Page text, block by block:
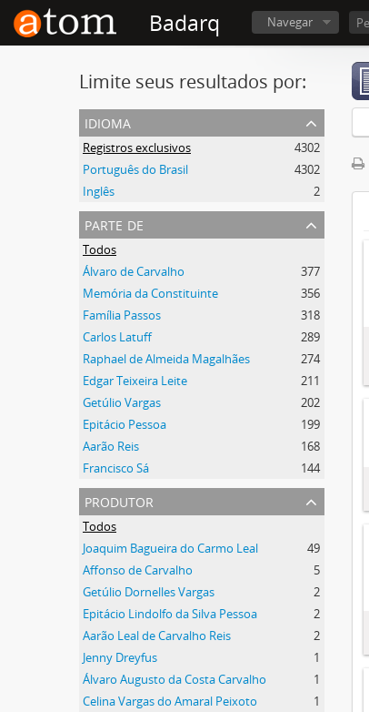
Badarq Navegar
Limite seus resultados por:
idioma
Registros exclusivos
4302
Português do Brasil
4302
Inglês
2
parte de
Todos
Álvaro de Carvalho
377
Memória da Constituinte
356
Família Passos
318
Carlos Latuff
289
Raphael de Almeida Magalhães
274
Edgar Teixeira Leite
211
Getúlio Vargas
202
Epitácio Pessoa
199
Aarão Reis
168
Francisco Sá
144
produtor
Todos
Joaquim Bagueira do Carmo Leal
49
Affonso de Carvalho
5
Getúlio Dornelles Vargas
2
Epitácio Lindolfo da Silva Pessoa
2
Aarão Leal de Carvalho Reis
2
Jenny Dreyfus
1
Álvaro Augusto da Costa Carvalho
1
Celina Vargas do Amaral Peixoto
1